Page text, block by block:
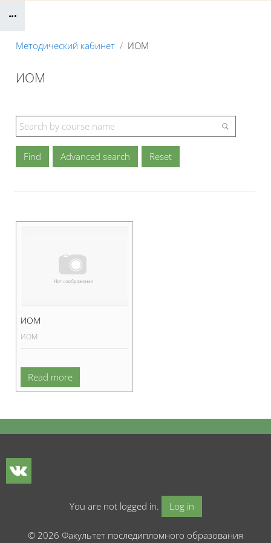
Методический кабинет ИОМ
ИОМ
Advanced search
ИОМ
ИОМ
Read more
You are not logged in. Log in
© 2026 Факультет последипломного образования